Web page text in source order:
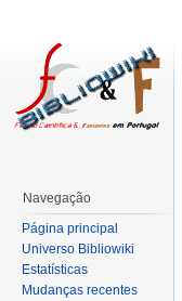
Navegação
Página principal
Universo Bibliowiki
Estatísticas
Mudanças recentes